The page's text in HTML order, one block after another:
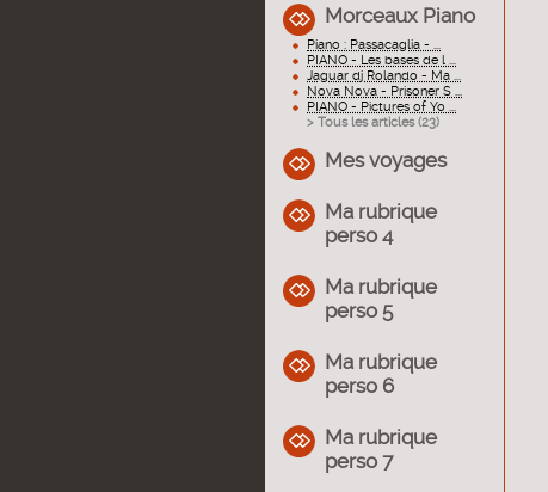
Morceaux Piano
Piano : Passacaglia - ...
PIANO - Les bases de l ...
Jaguar dj Rolando - Ma ...
Nova Nova - Prisoner S ...
PIANO - Pictures of Yo ...
> Tous les articles (23)
Mes voyages
Ma rubrique
perso 4
Ma rubrique
perso 5
Ma rubrique
perso 6
Ma rubrique
perso 7